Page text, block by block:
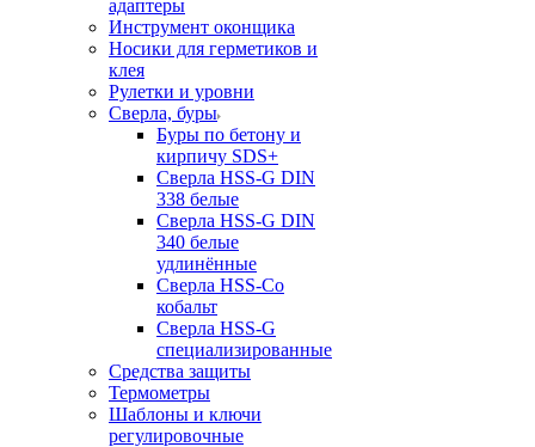
адаптеры
Инструмент оконщика
Носики для герметиков и
клея
Рулетки и уровни
Сверла, буры
Буры по бетону и
кирпичу SDS+
Сверла HSS-G DIN
338 белые
Сверла HSS-G DIN
340 белые
удлинённые
Сверла HSS-Co
кобальт
Сверла HSS-G
специализированные
Средства защиты
Термометры
Шаблоны и ключи
регулировочные